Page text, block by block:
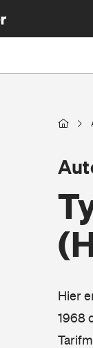
Hier
1968